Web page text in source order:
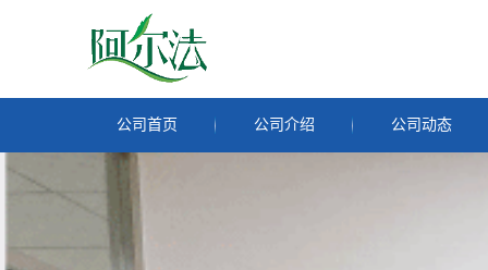
公司首页 公司介绍 公司动态